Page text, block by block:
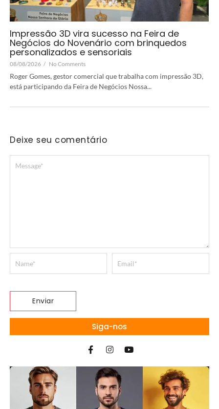
Impressão 3D vira sucesso na Feira de
Negócios do Novenário com brinquedos
personalizados e sensoriais
08/08/2026 / No Comments
Roger Gomes, gestor comercial que trabalha com impressão 3D,
está participando da Feira de Negócios Nossa...
Deixe seu comentário
Siga-nos